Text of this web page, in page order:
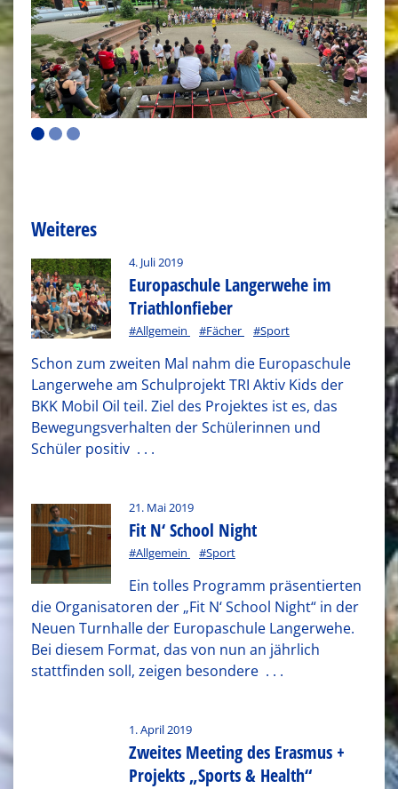
Weiteres
4. Juli 2019
Europaschule Langerwehe im
Triathlonfieber
#Allgemein #Fächer #Sport
Schon zum zweiten Mal nahm die Europaschule
Langerwehe am Schulprojekt TRI Aktiv Kids der
BKK Mobil Oil teil. Ziel des Projektes ist es, das
Bewegungsverhalten der Schülerinnen und
Schüler positiv . . .
21. Mai 2019
Fit N‘ School Night
#Allgemein #Sport
Ein tolles Programm präsentierten
die Organisatoren der „Fit N‘ School Night“ in der
Neuen Turnhalle der Europaschule Langerwehe.
Bei diesem Format, das von nun an jährlich
stattfinden soll, zeigen besondere . . .
1. April 2019
Zweites Meeting des Erasmus +
Projekts „Sports & Health“